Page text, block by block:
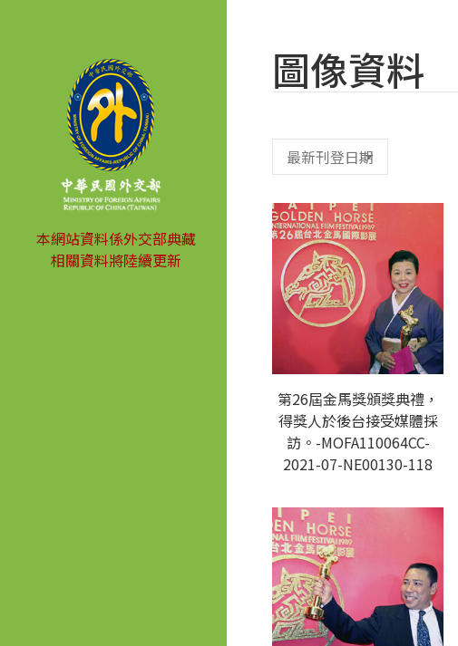
本網站資料係外交部典藏
相關資料將陸續更新
圖像資料
第26屆金馬獎頒獎典禮，
得獎人於後台接受媒體採
訪。-MOFA110064CC-
2021-07-NE00130-118